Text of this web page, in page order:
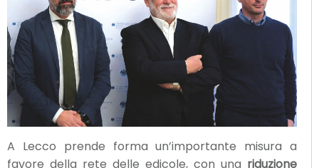
A Lecco prende forma un’importante misura a
favore della rete delle edicole, con una riduzione